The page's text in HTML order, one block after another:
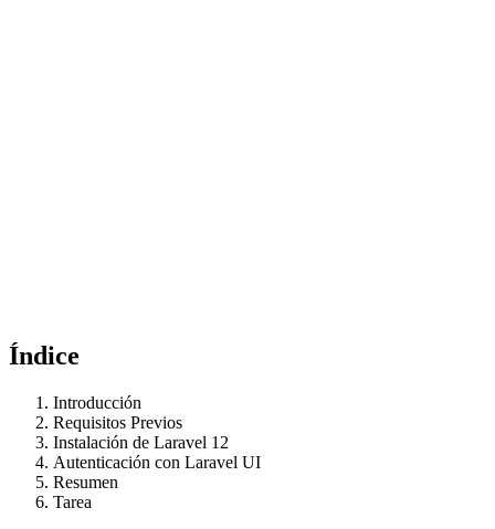
Índice
Introducción
Requisitos Previos
Instalación de Laravel 12
Autenticación con Laravel UI
Resumen
Tarea